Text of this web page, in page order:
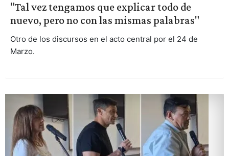
"Tal vez tengamos que explicar todo de
nuevo, pero no con las mismas palabras"
Otro de los discursos en el acto central por el 24 de
Marzo.